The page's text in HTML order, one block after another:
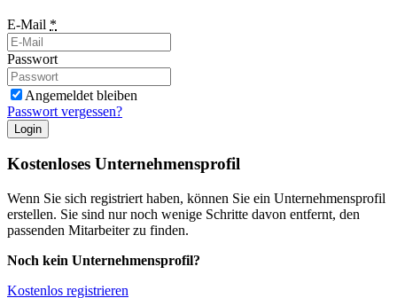
E-Mail *
Passwort
Angemeldet bleiben
Passwort vergessen?
Login
Kostenloses Unternehmensprofil
Wenn Sie sich registriert haben, können Sie ein Unternehmensprofil
erstellen. Sie sind nur noch wenige Schritte davon entfernt, den
passenden Mitarbeiter zu finden.
Noch kein Unternehmensprofil?
Kostenlos registrieren